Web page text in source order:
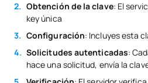
Obtención de la clave: El
key única
Configuración: Incluyes esta
Solicitudes autenticadas:
hace una solicitud, envía la